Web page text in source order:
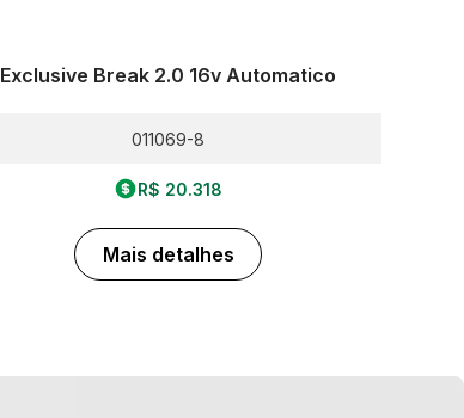
Exclusive Break 2.0 16v Automatico
011069-8
R$ 20.318
Mais detalhes